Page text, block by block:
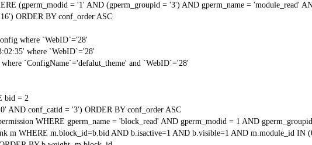
(gperm_modid = '1' AND (gperm_groupid = '3') AND gperm_name = 'module_read'
ORDER BY conf_order ASC
where `WebID`='28'
where `WebID`='28'
`ConfigName`='defalut_theme' and `WebID`='28'
bid = 2
AND conf_catid = '3') ORDER BY conf_order ASC
WHERE gperm_name = 'block_read' AND gperm_modid = 1 AND
m WHERE m.block_id=b.bid AND b.isactive=1 AND b.visible=1 AND m.module_id IN